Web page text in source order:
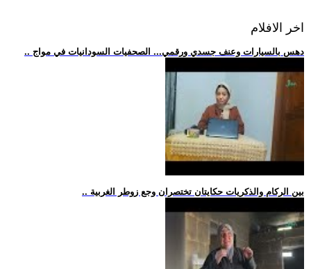
اخر الافلام
.. دهس بالسيارات وعنف جسدي ورقمي... الصحفيات السودانيات في مواج
.. بين الركام والذكريات حكايتان تختصران وجع زوطر الغربية